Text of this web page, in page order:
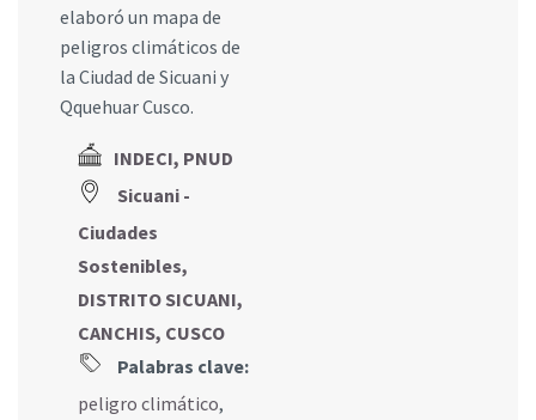
elaboró un mapa de
peligros climáticos de
la Ciudad de Sicuani y
Qquehuar Cusco.
INDECI, PNUD
Sicuani -
Ciudades
Sostenibles,
DISTRITO SICUANI,
CANCHIS, CUSCO
Palabras clave:
peligro climático,